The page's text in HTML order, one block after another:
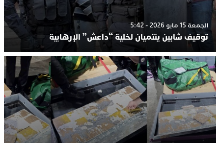
الجمعة 15 مايو 2026 - 5:42
توقيف شابين ينتميان لخلية “داعش” الإرهابية